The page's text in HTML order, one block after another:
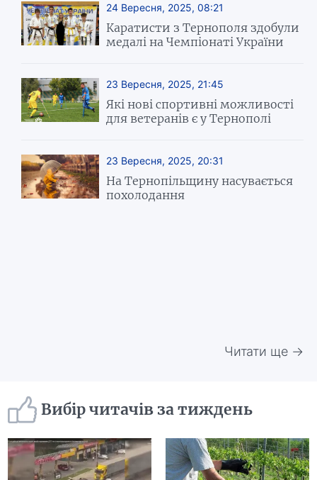
24 Вересня, 2025, 08:21
Каратисти з Тернополя здобули
медалі на Чемпіонаті України
23 Вересня, 2025, 21:45
Які нові спортивні можливості
для ветеранів є у Тернополі
23 Вересня, 2025, 20:31
На Тернопільщину насувається
похолодання
Читати ще →
Вибір читачів за тиждень